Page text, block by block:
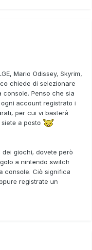
Mario Odissey, Skyrim,
chiede di selezionare
Penso che sia
account registrato i
per cui vi basterà
a posto
giochi, dovete però
a nintendo switch
console. Ciò significa
registrate un